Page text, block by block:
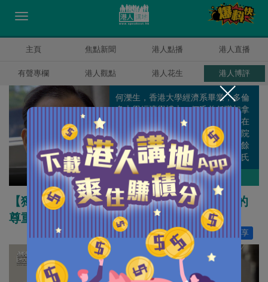
主頁 焦點新聞 港人點播 港人直播
有聲專欄 港人觀點 港人花生 港人博評
何濼生
何濼生，香港大學經濟系畢業，多倫
多大學經濟學博士。何氏曾任職加拿
大安大略省政府庫務及經濟部，並在
香港中文大學、嶺南大學，珠海學院
等任教。何氏專攻政策研究，除百餘
篇學術論文外，更有多本著作。何氏
曾擔任多個公職及香港經濟學會會
長。
作者其他博評
【獨家文章】不同但平等：這世界需要對等的
尊重
分享
讚好 22